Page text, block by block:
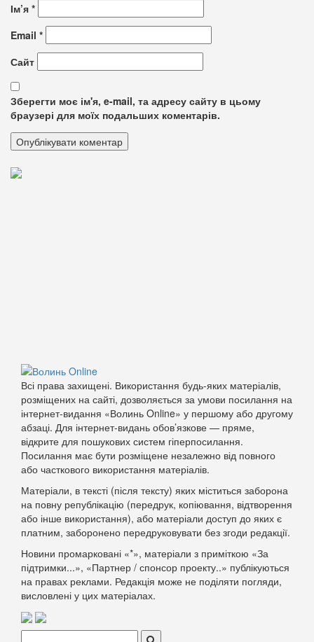
Ім’я *
Email *
Сайт
Зберегти моє ім'я, e-mail, та адресу сайту в цьому
браузері для моїх подальших коментарів.
Всі права захищені. Використання будь-яких матеріалів,
розміщених на сайті, дозволяється за умови посилання на
інтернет-видання «Волинь Online» у першому або другому
абзаці. Для інтернет-видань обов’язкове — пряме,
відкрите для пошукових систем гіперпосилання.
Посилання має бути розміщене незалежно від повного
або часткового використання матеріалів.
Матеріали, в тексті (після тексту) яких міститься заборона
на повну републікацію (передрук, копіювання, відтворення
або інше використання), або матеріали доступ до яких є
платним, заборонено передруковувати без згоди редакції.
Новини промарковані «*», матеріали з приміткою «За
підтримки...», «Партнер / спонсор проекту..» публікуються
на правах реклами. Редакція може не поділяти погляди,
висловлені у цих матеріалах.